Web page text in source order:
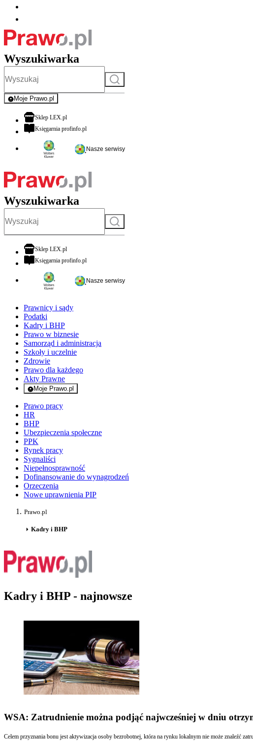
Wyszukiwarka
Szukaj
Moje Prawo.pl
- rejestracja i logowanie do serwisu
Sklep LEX.plotwiera się w nowej karcie
Księgarnia profinfo.plotwiera się w nowej karcie
Nasze serwisy
Wyszukiwarka
Szukaj
Sklep LEX.plotwiera się w nowej karcie
Księgarnia profinfo.plotwiera się w nowej karcie
Nasze serwisy
Prawnicy i sądy
Podatki
Kadry i BHP
Prawo w biznesie
Samorząd i administracja
Szkoły i uczelnie
Zdrowie
Prawo dla każdego
Akty Prawne
Moje Prawo.pl
- rejestracja i logowanie do serwisu
Prawo pracy
HR
BHP
Ubezpieczenia społeczne
PPK
Rynek pracy
Sygnaliści
Niepełnosprawność
Dofinansowanie do wynagrodzeń
Orzeczenia
Nowe uprawnienia PIP
Prawo.pl
Kadry i BHP
Kadry i BHP - najnowsze
WSA: Zatrudnienie można podjąć najwcześniej w dniu
Celem przyznania bonu jest aktywizacja osoby bezrobotnej, która na rynku lokalnym nie może znaleźć